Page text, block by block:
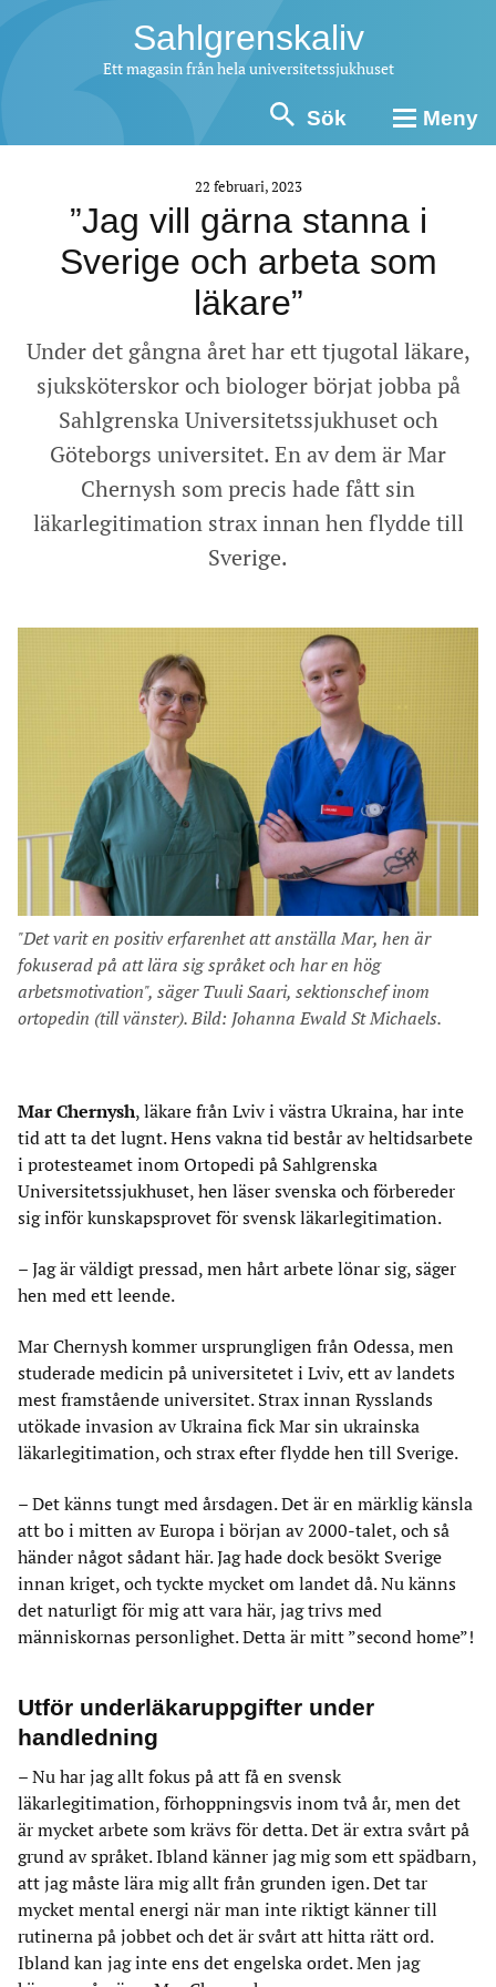
Sahlgrenskaliv
Ett magasin från hela universitetssjukhuset
Sök Meny
22 februari, 2023
”Jag vill gärna stanna i
Sverige och arbeta som
läkare”
Under det gångna året har ett tjugotal läkare,
sjuksköterskor och biologer börjat jobba på
Sahlgrenska Universitetssjukhuset och
Göteborgs universitet. En av dem är Mar
Chernysh som precis hade fått sin
läkarlegitimation strax innan hen flydde till
Sverige.
"Det varit en positiv erfarenhet att anställa Mar, hen är
fokuserad på att lära sig språket och har en hög
arbetsmotivation", säger Tuuli Saari, sektionschef inom
ortopedin (till vänster). Bild: Johanna Ewald St Michaels.
Mar Chernysh, läkare från Lviv i västra Ukraina, har inte
tid att ta det lugnt. Hens vakna tid består av heltidsarbete
i protesteamet inom Ortopedi på Sahlgrenska
Universitetssjukhuset, hen läser svenska och förbereder
sig inför kunskapsprovet för svensk läkarlegitimation.
– Jag är väldigt pressad, men hårt arbete lönar sig, säger
hen med ett leende.
Mar Chernysh kommer ursprungligen från Odessa, men
studerade medicin på universitetet i Lviv, ett av landets
mest framstående universitet. Strax innan Rysslands
utökade invasion av Ukraina fick Mar sin ukrainska
läkarlegitimation, och strax efter flydde hen till Sverige.
– Det känns tungt med årsdagen. Det är en märklig känsla
att bo i mitten av Europa i början av 2000-talet, och så
händer något sådant här. Jag hade dock besökt Sverige
innan kriget, och tyckte mycket om landet då. Nu känns
det naturligt för mig att vara här, jag trivs med
människornas personlighet. Detta är mitt ”second home”!
Utför underläkaruppgifter under
handledning
– Nu har jag allt fokus på att få en svensk
läkarlegitimation, förhoppningsvis inom två år, men det
är mycket arbete som krävs för detta. Det är extra svårt på
grund av språket. Ibland känner jag mig som ett spädbarn,
att jag måste lära mig allt från grunden igen. Det tar
mycket mental energi när man inte riktigt känner till
rutinerna på jobbet och det är svårt att hitta rätt ord.
Ibland kan jag inte ens det engelska ordet. Men jag